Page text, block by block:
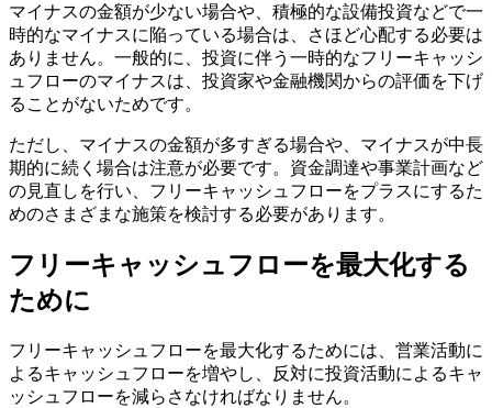
マイナスの金額が少ない場合や、積極的な設備投資などで一
時的なマイナスに陥っている場合は、さほど心配する必要は
ありません。一般的に、投資に伴う一時的なフリーキャッシ
ュフローのマイナスは、投資家や金融機関からの評価を下げ
ることがないためです。
ただし、マイナスの金額が多すぎる場合や、マイナスが中長
期的に続く場合は注意が必要です。資金調達や事業計画など
の見直しを行い、フリーキャッシュフローをプラスにするた
めのさまざまな施策を検討する必要があります。
フリーキャッシュフローを最大化する
ために
フリーキャッシュフローを最大化するためには、営業活動に
よるキャッシュフローを増やし、反対に投資活動によるキャ
ッシュフローを減らさなければなりません。